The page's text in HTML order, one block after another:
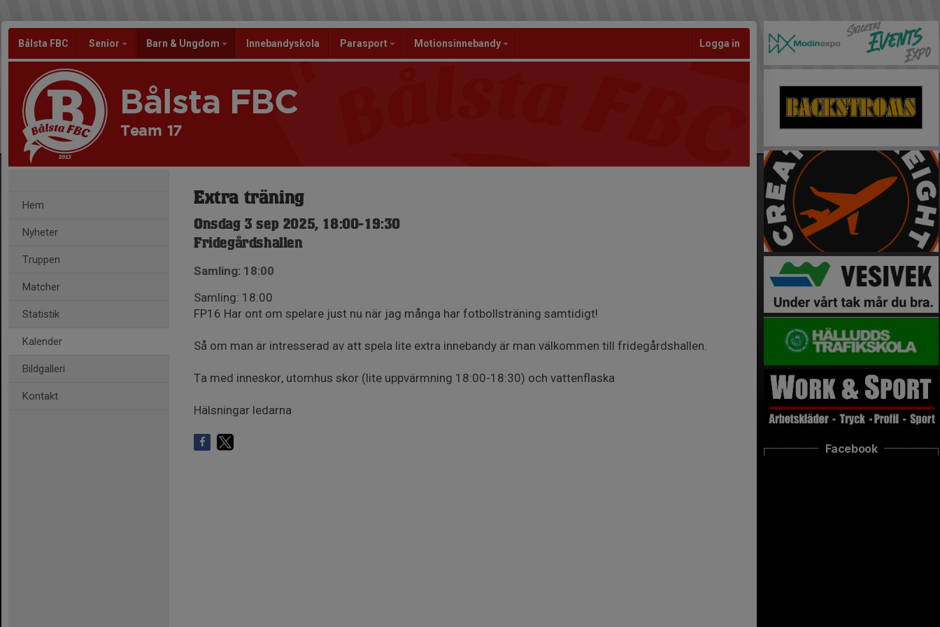
Bålsta FBC Senior Barn & Ungdom Innebandyskola Parasport Motionsinnebandy Logga in
Bålsta FBC
Team 17
Hem
Nyheter
Truppen
Matcher
Statistik
Kalender
Bildgalleri
Kontakt
Extra träning
Onsdag 3 sep 2025, 18:00-19:30
Fridegårdshallen
Samling: 18:00
Samling: 18:00
FP16 Har ont om spelare just nu när jag många har fotbollsträning samtidigt!
Så om man är intresserad av att spela lite extra innebandy är man välkommen till fridegårdshallen.
Ta med inneskor, utomhus skor (lite uppvärmning 18:00-18:30) och vattenflaska
Hälsningar ledarna
Facebook